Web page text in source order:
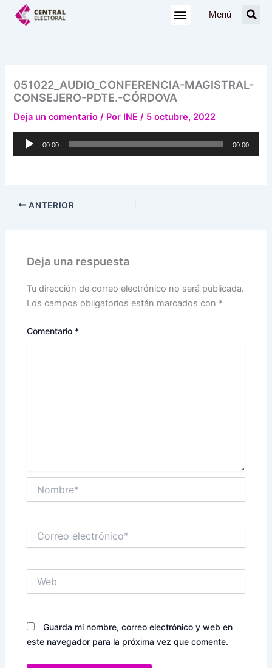
Menú
051022_AUDIO_CONFERENCIA-MAGISTRAL-
CONSEJERO-PDTE.-CÓRDOVA
Deja un comentario / Por INE/ 5 octubre, 2022
Reproductor
00:00 00:00
ANTERIOR
Deja una respuesta
Tu dirección de correo electrónico no será publicada.
Los campos obligatorios están marcados con *
Comentario *
electrónico*
Guarda mi nombre, correo electrónico y web en
este navegador para la próxima vez que comente.